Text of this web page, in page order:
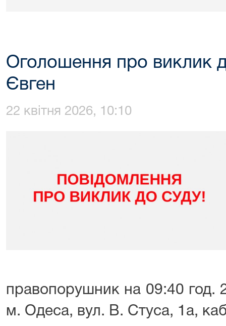
Оголошення про виклик
Євген
22 квітня 2026, 10:10
правопорушник на 09:40 год.
м. Одеса, вул. В. Стуса, 1а,